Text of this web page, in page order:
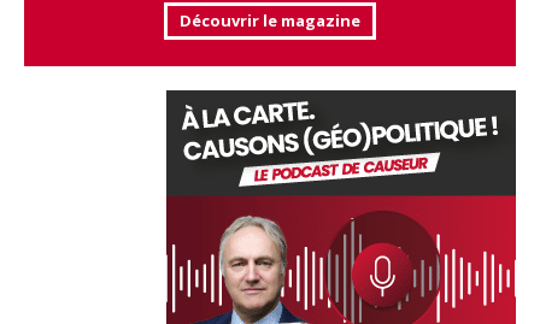
Découvrir le magazine